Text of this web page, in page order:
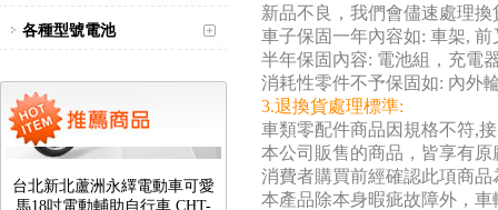
各種型號電池
台北新北蘆洲永繹電動車可愛
馬18吋電動輔助自行車 CHT-
027
新品不良，我們會儘速處理換
車子保固一年內容如: 車架
半年保固內容: 電池組，充電
消耗性零件不予保固如: 內外
3.退換貨處理標準:
車類零配件商品因規格不符,
本公司販售的商品，皆享有
消費者購買前經確認此項商
本產品除本身暇疵故障外，